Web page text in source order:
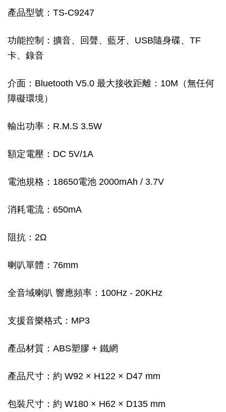
產品型號：TS-C9247
功能控制：擴音、回聲、藍牙、USB隨身碟、TF
卡、錄音
介面：Bluetooth V5.0 最大接收距離：10M（無任何
障礙環境）
輸出功率：R.M.S 3.5W
額定電壓：DC 5V/1A
電池規格：18650電池 2000mAh / 3.7V
消耗電流：650mA
阻抗：2Ω
喇叭單體：76mm
全音域喇叭 響應頻率：100Hz - 20KHz
支援音樂格式：MP3
產品材質：ABS塑膠 + 鐵網
產品尺寸：約 W92 × H122 × D47 mm
包裝尺寸：約 W180 × H62 × D135 mm